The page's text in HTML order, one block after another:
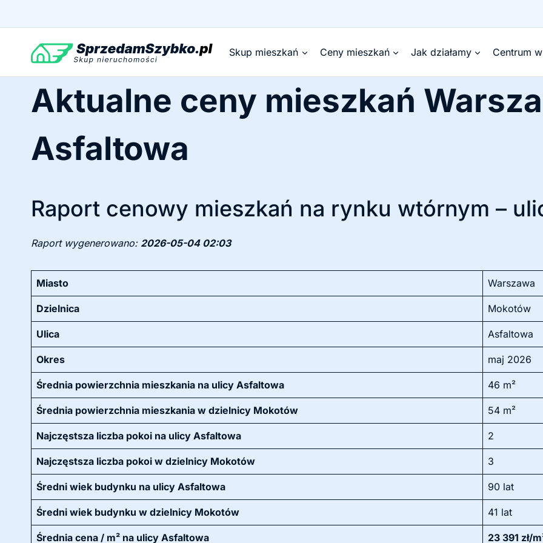
Skup mieszkań
Ceny mieszkań Jak działamy Centrum
Aktualne ceny mieszkań
Asfaltowa
Raport cenowy mieszkań na rynku wtórnym –
Raport wygenerowano: 2026-05-04 02:03
Miasto Warszawa
Dzielnica Mokotów
Ulica Asfaltowa
Okres maj 2026
Średnia powierzchnia mieszkania na ulicy Asfaltowa 46 m²
Średnia powierzchnia mieszkania w dzielnicy Mokotów 54 m²
Najczęstsza liczba pokoi na ulicy Asfaltowa 2
Najczęstsza liczba pokoi w dzielnicy Mokotów 3
Średni wiek budynku na ulicy Asfaltowa 90 lat
Średni wiek budynku w dzielnicy Mokotów 41 lat
Średnia cena / m² na ulicy Asfaltowa 23 391 zł/